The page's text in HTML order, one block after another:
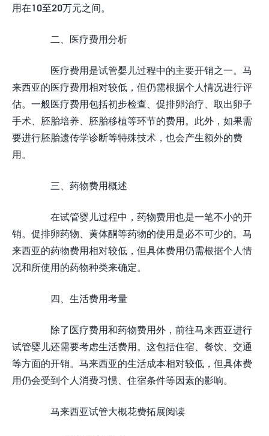
用在10至20万元之间。
二、医疗费用分析
医疗费用是试管婴儿过程中的主要开销之一。马
来西亚的医疗费用相对较低，但仍需根据个人情况进行评
估。一般医疗费用包括初步检查、促排卵治疗、取出卵子
手术、胚胎培养、胚胎移植等环节的费用。此外，如果需
要进行胚胎遗传学诊断等特殊技术，也会产生额外的费
用。
三、药物费用概述
在试管婴儿过程中，药物费用也是一笔不小的开
销。促排卵药物、黄体酮等药物的使用是必不可少的。马
来西亚的药物费用相对较低，但具体费用仍需根据个人情
况和所使用的药物种类来确定。
四、生活费用考量
除了医疗费用和药物费用外，前往马来西亚进行
试管婴儿还需要考虑生活费用。这包括住宿、餐饮、交通
等方面的开销。马来西亚的生活成本相对较低，但具体费
用仍会受到个人消费习惯、住宿条件等因素的影响。
马来西亚试管大概花费拓展阅读